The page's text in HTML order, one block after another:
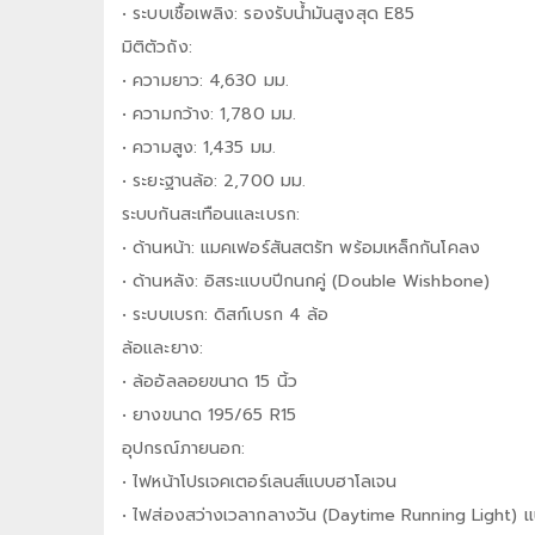
• ระบบเชื้อเพลิง: รองรับน้ำมันสูงสุด E85
มิติตัวถัง:
• ความยาว: 4,630 มม.
• ความกว้าง: 1,780 มม.
• ความสูง: 1,435 มม.
• ระยะฐานล้อ: 2,700 มม.
ระบบกันสะเทือนและเบรก:
• ด้านหน้า: แมคเฟอร์สันสตรัท พร้อมเหล็กกันโคลง
• ด้านหลัง: อิสระแบบปีกนกคู่ (Double Wishbone)
• ระบบเบรก: ดิสก์เบรก 4 ล้อ
ล้อและยาง:
• ล้ออัลลอยขนาด 15 นิ้ว
• ยางขนาด 195/65 R15
อุปกรณ์ภายนอก:
• ไฟหน้าโปรเจคเตอร์เลนส์แบบฮาโลเจน
• ไฟส่องสว่างเวลากลางวัน (Daytime Running Light)